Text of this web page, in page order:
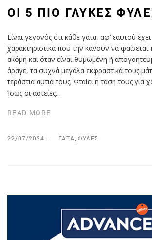
ΟΙ 5 ΠΙΟ ΓΛΥΚΈΣ
Είναι γεγονός ότι κάθε γάτα, αφ’ εαυτού
χαρακτηριστικά που την κάνουν να
ακόμη και όταν είναι θυμωμένη ή
άραγε, τα συχνά μεγάλα εκφραστικά τους
τεράστια αυτιά τους; Φταίει η τάση τους για
Ίσως οι αστείες…
READ MORE
22/07/2024 ΓΆΤΑ, ΦΥΛΈΣ